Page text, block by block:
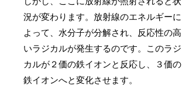
況が変わります。放射線のエネルギーに
よって、水分子が分解され、反応性の高
いラジカルが発生するのです。このラジ
カルが２価の鉄イオンと反応し、３価の
鉄イオンへと変化させます。